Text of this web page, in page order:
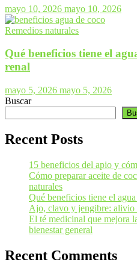
mayo 10, 2026 mayo 10, 2026
Remedios naturales
Qué beneficios tiene el
renal
mayo 5, 2026 mayo 5, 2026
Buscar
Recent Posts
15 beneficios del apio y
Cómo preparar aceite de
naturales
Qué beneficios tiene el
Ajo, clavo y jengibre: alivio
El té medicinal que mejora
bienestar general
Recent Comments